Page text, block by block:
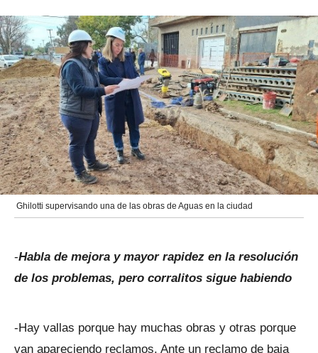
Ghilotti supervisando una de las obras de Aguas en la ciudad
-Habla de mejora y mayor rapidez en la resolución
de los problemas, pero corralitos sigue habiendo
-Hay vallas porque hay muchas obras y otras porque
van apareciendo reclamos. Ante un reclamo de baja